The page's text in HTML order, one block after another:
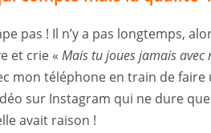
pas ! Il n’y a pas longtemps,
et crie « Mais tu joues jamais avec
mon téléphone en train de
sur Instagram qui ne dure
avait raison !